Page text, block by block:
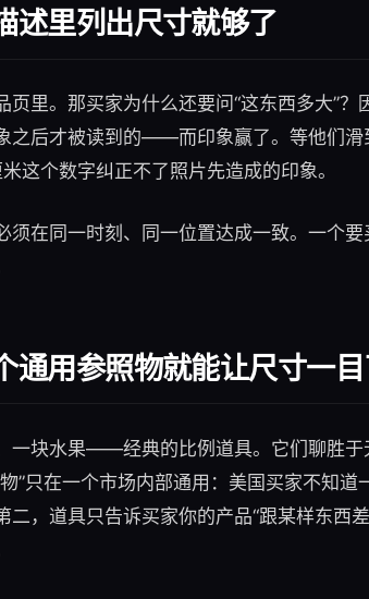
述里列出尺寸就够了
页里。那买家为什么还要问“这东西多大”
之后才被读到的——而印象赢了。等他们滑
这个数字纠正不了照片先造成的印象。
须在同一时刻、同一位置达成一致。一个
通用参照物就能让尺寸一
一块水果——经典的比例道具。它们聊胜
”只在一个市场内部通用：美国买家不知道
二，道具只告诉买家你的产品“跟某样东西